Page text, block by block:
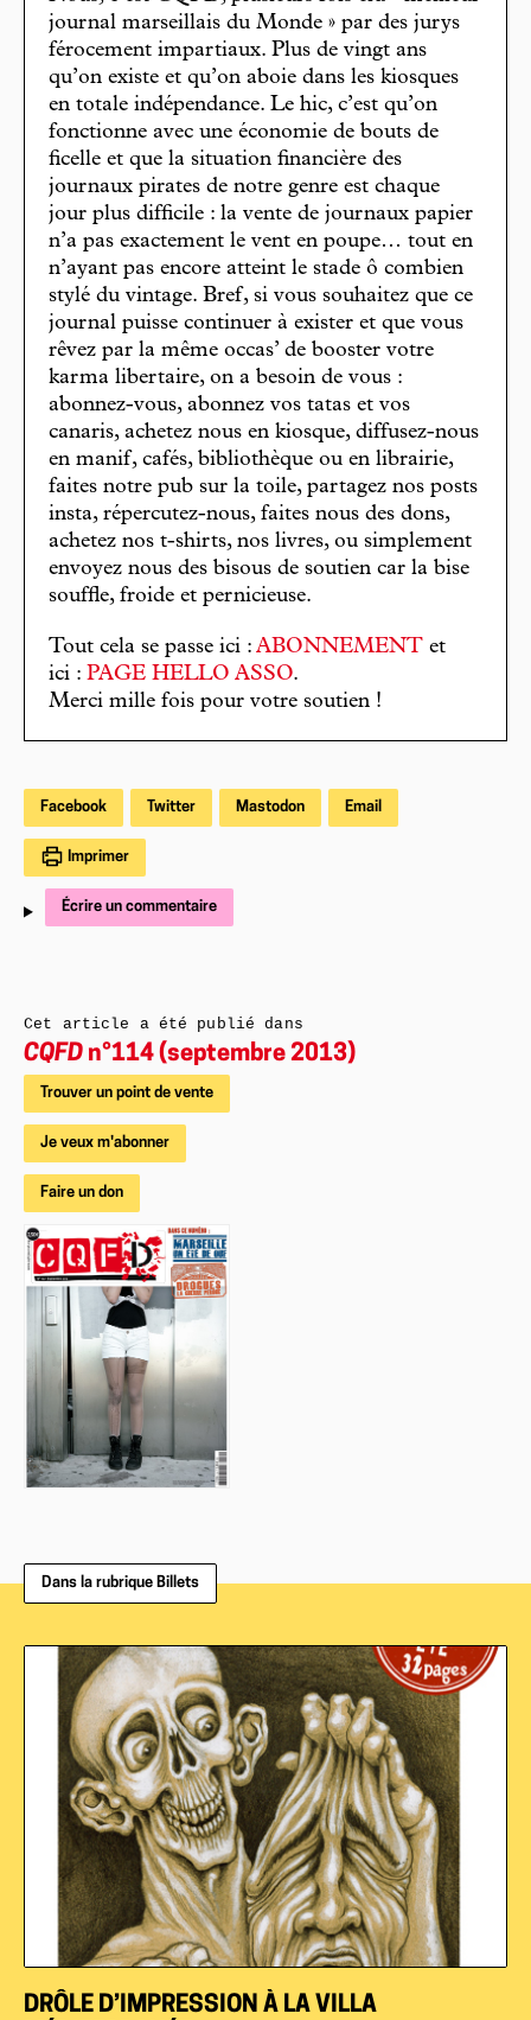
journal marseillais du Monde » par des jurys
férocement impartiaux. Plus de vingt ans
qu’on existe et qu’on aboie dans les kiosques
en totale indépendance. Le hic, c’est qu’on
fonctionne avec une économie de bouts de
ficelle et que la situation financière des
journaux pirates de notre genre est chaque
jour plus difficile : la vente de journaux papier
n’a pas exactement le vent en poupe… tout en
n’ayant pas encore atteint le stade ô combien
stylé du vintage. Bref, si vous souhaitez que ce
journal puisse continuer à exister et que vous
rêvez par la même occas’ de booster votre
karma libertaire, on a besoin de vous :
abonnez-vous, abonnez vos tatas et vos
canaris, achetez nous en kiosque, diffusez-nous
en manif, cafés, bibliothèque ou en librairie,
faites notre pub sur la toile, partagez nos posts
insta, répercutez-nous, faites nous des dons,
achetez nos t-shirts, nos livres, ou simplement
envoyez nous des bisous de soutien car la bise
souffle, froide et pernicieuse.
Tout cela se passe ici : ABONNEMENT et
ici : PAGE HELLO ASSO.
Merci mille fois pour votre soutien !
Facebook Twitter Mastodon Email
Imprimer
Écrire un commentaire
Cet article a été publié dans
CQFD n°114 (septembre 2013)
Trouver un point de vente
Je veux m'abonner
Faire un don
Dans la rubrique Billets
DRÔLE D’IMPRESSION À LA VILLA